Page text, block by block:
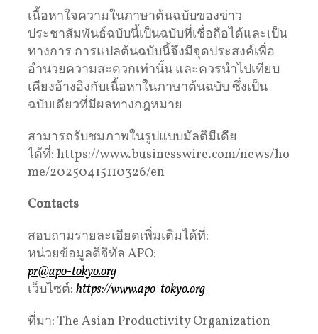
เนื้อหาใจความในภาษาต้นฉบับของข่าว
ประชาสัมพันธ์ฉบับนี้เป็นฉบับที่เชื่อถือได้และเป็น
ทางการ การแปลต้นฉบับนี้จึงมีจุดประสงค์เพื่อ
อำนวยความสะดวกเท่านั้น และควรนำไปเทียบ
เคียงอ้างอิงกับเนื้อหาในภาษาต้นฉบับ ซึ่งเป็น
ฉบับเดียวที่มีผลทางกฎหมาย
สามารถรับชมภาพในรูปแบบมัลติมีเดีย
ได้ที่: https://www.businesswire.com/news/ho
me/20250415110326/en
Contacts
สอบถามรายละเอียดเพิ่มเติมได้ที่:
หน่วยข้อมูลดิจิทัล APO:
pr@apo-tokyo.org
เว็บไซต์: https://www.apo-tokyo.org
ที่มา: The Asian Productivity Organization